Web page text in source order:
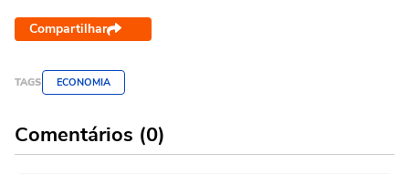
Compartilhar
TAGS ECONOMIA
Comentários (0)